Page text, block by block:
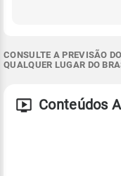
CONSULTE A PREVISÃO
QUALQUER LUGAR DO
Conteúdos